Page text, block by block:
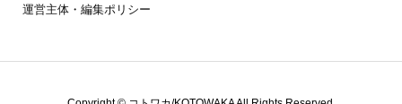
運営主体・編集ポリシー